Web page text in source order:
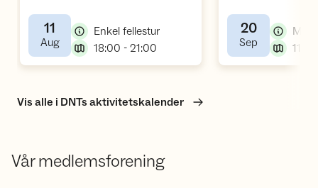
historiske besøk på
Berger Bruk,
11
Aug,
Enkel fellestur,
18:00 - 21:00
gruve
20
Sep
Vis alle i DNTs aktivitetskalender
Vår medlemsforening